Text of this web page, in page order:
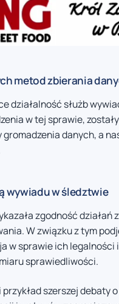
metod zbierania
działalność służb
w tej sprawie,
danych, a
wywiadu w śledztwie
zgodność działań
W związku z tym
w sprawie ich
sprawiedliwości.
szerszej debaty